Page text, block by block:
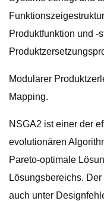
Produktfunktion und -
Modularer
Mapping.
NSGA2 ist einer der
evolutionären
Pareto-optimale
Lösungsbereichs.
auch unter